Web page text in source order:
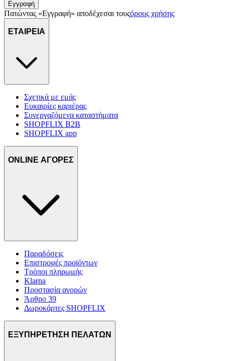
Εγγραφή
Πατώντας «Εγγραφή» αποδέχεσαι τουςόρους χρήσης
ΕΤΑΙΡΕΙΑ
Σχετικά με εμάς
Ευκαιρίες καριέρας
Συνεργαζόμενα καταστήματα
SHOPFLIX B2B
SHOPFLIX app
ONLINE ΑΓΟΡΕΣ
Παραδόσεις
Επιστροφές προϊόντων
Τρόποι πληρωμής
Klarna
Προστασία αγορών
Άρθρο 39
Δωροκάρτες SHOPFLIX
ΕΞΥΠΗΡΕΤΗΣΗ ΠΕΛΑΤΩΝ